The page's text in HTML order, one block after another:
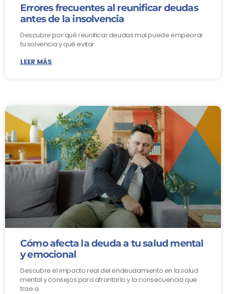
Errores frecuentes al reunificar deudas
antes de la insolvencia
Descubre por qué reunificar deudas mal puede empeorar
tu solvencia y qué evitar.
LEER MÁS
Cómo afecta la deuda a tu salud mental
y emocional
Descubre el impacto real del endeudamiento en la salud
mental y consejos para afrontarlo y la consecuencia que
trae a